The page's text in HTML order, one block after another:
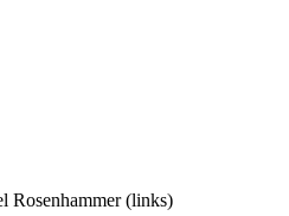
Rosenhammer (links)